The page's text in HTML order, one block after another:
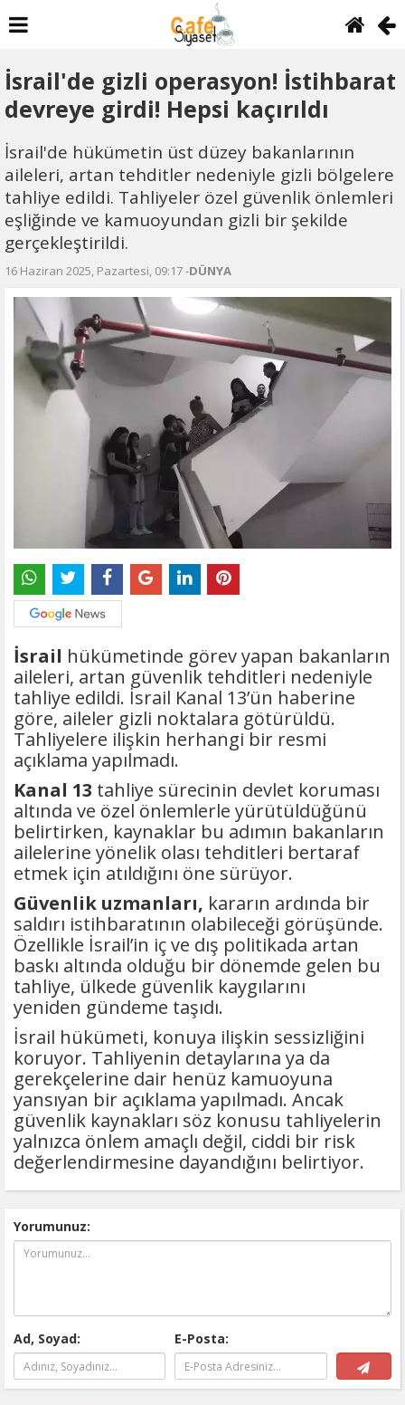
İsrail'de gizli operasyon! İstihbarat
devreye girdi! Hepsi kaçırıldı
İsrail'de hükümetin üst düzey bakanlarının
aileleri, artan tehditler nedeniyle gizli bölgelere
tahliye edildi. Tahliyeler özel güvenlik önlemleri
eşliğinde ve kamuoyundan gizli bir şekilde
gerçekleştirildi.
16 Haziran 2025, Pazartesi, 09:17 -DÜNYA
İsrail hükümetinde görev yapan bakanların
aileleri, artan güvenlik tehditleri nedeniyle
tahliye edildi. İsrail Kanal 13’ün haberine
göre, aileler gizli noktalara götürüldü.
Tahliyelere ilişkin herhangi bir resmi
açıklama yapılmadı.
Kanal 13 tahliye sürecinin devlet koruması
altında ve özel önlemlerle yürütüldüğünü
belirtirken, kaynaklar bu adımın bakanların
ailelerine yönelik olası tehditleri bertaraf
etmek için atıldığını öne sürüyor.
Güvenlik uzmanları, kararın ardında bir
saldırı istihbaratının olabileceği görüşünde.
Özellikle İsrail’in iç ve dış politikada artan
baskı altında olduğu bir dönemde gelen bu
tahliye, ülkede güvenlik kaygılarını
yeniden gündeme taşıdı.
İsrail hükümeti, konuya ilişkin sessizliğini
koruyor. Tahliyenin detaylarına ya da
gerekçelerine dair henüz kamuoyuna
yansıyan bir açıklama yapılmadı. Ancak
güvenlik kaynakları söz konusu tahliyelerin
yalnızca önlem amaçlı değil, ciddi bir risk
değerlendirmesine dayandığını belirtiyor.
Yorumunuz:
Ad, Soyad: E-Posta: